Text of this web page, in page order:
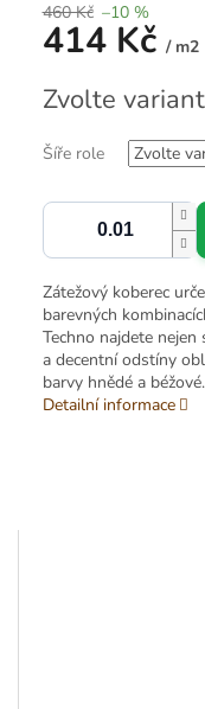
460 Kč –10 %
414 Kč / m2
cena:
Zvolte
Šíře role
Zátežový koberec
barevných
Techno najdete
a decentní odstíny
barvy hnědé a béžové.
Detailní informace